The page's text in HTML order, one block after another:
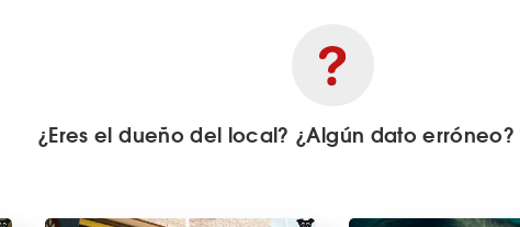
¿Eres el dueño del local? ¿Algún dato erróneo?